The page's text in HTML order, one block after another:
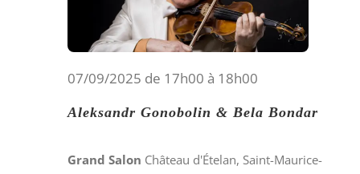
Aleksandr Gonobolin & Bela Bondar
07/09/2025 de 17h00 à 18h00
Grand Salon Château d'Ételan, Saint-Maurice-